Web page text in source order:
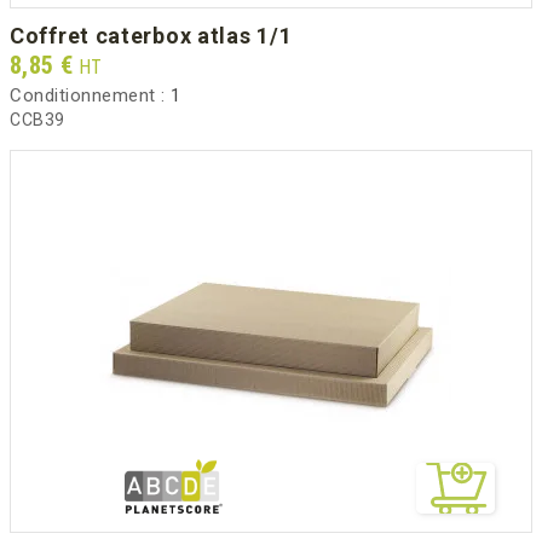
coffret caterbox atlas 1/1
Prix
8,85 € HT
Conditionnement : 1
CCB39